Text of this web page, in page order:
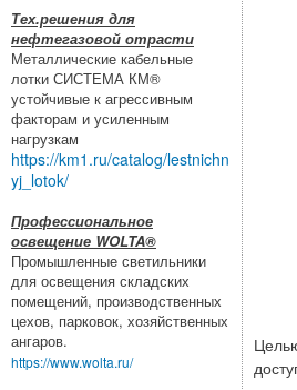
Тех.решения для
нефтегазовой отрасти
Металлические кабельные
лотки СИСТЕМА КМ®
устойчивые к агрессивным
факторам и усиленным
нагрузкам
https://km1.ru/catalog/lestnichn
yj_lotok/
Профессиональное
освещение WOLTA®
Промышленные светильники
для освещения складских
помещений, производственных
цехов, парковок, хозяйственных
ангаров.
https://www.wolta.ru/